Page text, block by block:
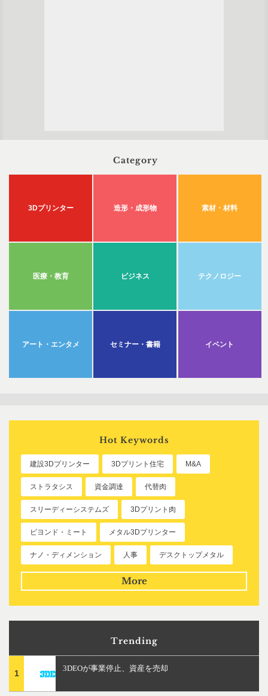
Category
3Dプリンター 造形・成形物 素材・材料
医療・教育 ビジネス テクノロジー
アート・エンタメ セミナー・書籍 イベント
Hot Keywords
建設3Dプリンター 3Dプリント住宅 M&A
ストラタシス 資金調達 代替肉
スリーディーシステムズ 3Dプリント肉
ビヨンド・ミート メタル3Dプリンター
ナノ・ディメンション 人事 デスクトップメタル
More
Trending
1
3DEOが事業停止、資産を売却